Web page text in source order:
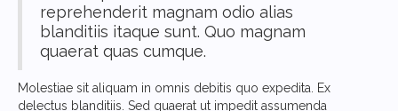
reprehenderit magnam odio alias
blanditiis itaque sunt. Quo magnam
quaerat quas cumque.
Molestiae sit aliquam in omnis debitis quo expedita. Ex
delectus blanditiis. Sed quaerat ut impedit assumenda